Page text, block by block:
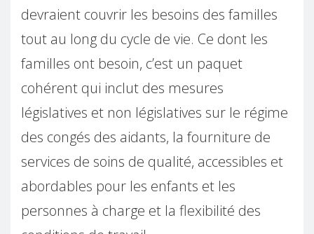
devraient couvrir les besoins des familles
tout au long du cycle de vie. Ce dont les
familles ont besoin, c’est un paquet
cohérent qui inclut des mesures
législatives et non législatives sur le régime
des congés des aidants, la fourniture de
services de soins de qualité, accessibles et
abordables pour les enfants et les
personnes à charge et la flexibilité des